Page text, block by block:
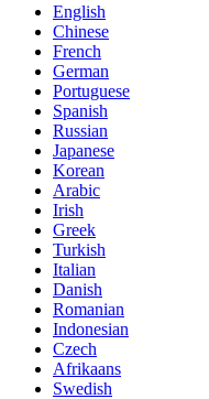
English
Chinese
French
German
Portuguese
Spanish
Russian
Japanese
Korean
Arabic
Irish
Greek
Turkish
Italian
Danish
Romanian
Indonesian
Czech
Afrikaans
Swedish